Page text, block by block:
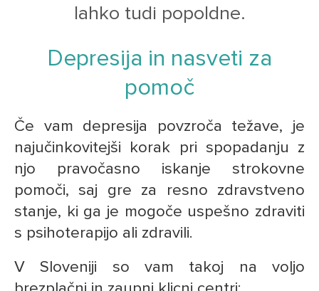
lahko tudi popoldne.
Depresija in nasveti za
pomoč
Če vam depresija povzroča težave, je
najučinkovitejši korak pri spopadanju z
njo pravočasno iskanje strokovne
pomoči, saj gre za resno zdravstveno
stanje, ki ga je mogoče uspešno zdraviti
s psihoterapijo ali zdravili.
V Sloveniji so vam takoj na voljo